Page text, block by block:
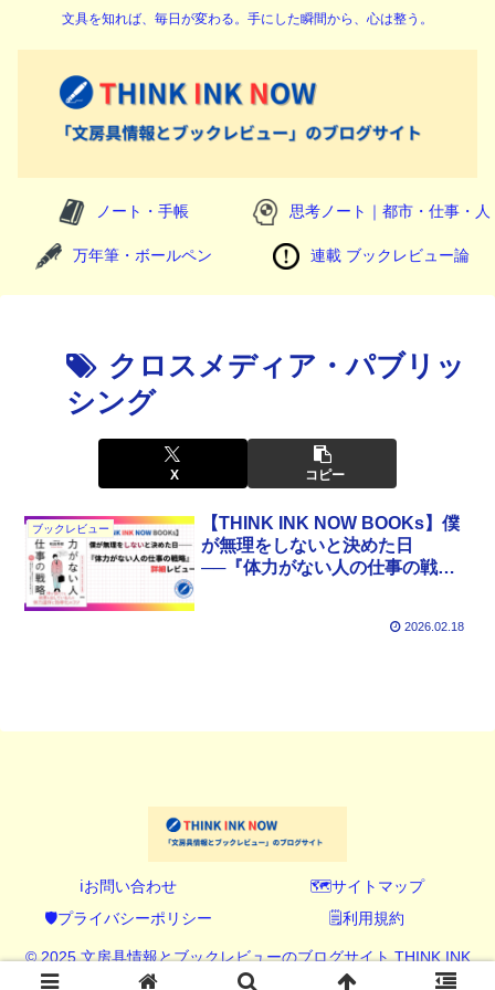
文具を知れば、毎日が変わる。手にした瞬間から、心は整う。
ノート・手帳 思考ノート｜都市・仕事・人
万年筆・ボールペン 連載 ブックレビュー論
クロスメディア・パブリッ
シング
X コピー
ブックレビュー
【THINK INK NOW BOOKs】僕
が無理をしないと決めた日
──『体力がない人の仕事の戦
2026.02.18
ℹ️お問い合わせ
🗺️サイトマップ
🛡️プライバシーポリシー
🗒️利用規約
© 2025 文房具情報とブックレビューのブログサイト THINK INK
NOW (シンク インク ナウ).